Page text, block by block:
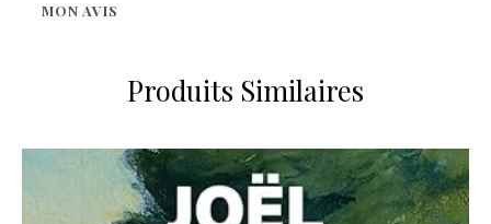
MON AVIS
Produits Similaires